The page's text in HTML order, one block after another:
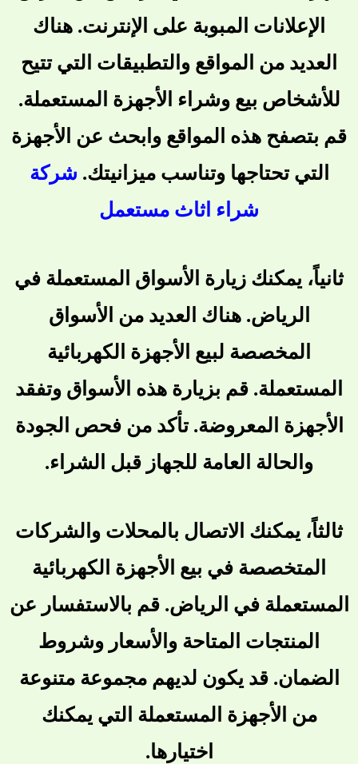
الإعلانات المبوبة على الإنترنت. هناك
العديد من المواقع والتطبيقات التي تتيح
للأشخاص بيع وشراء الأجهزة المستعملة.
قم بتصفح هذه المواقع وابحث عن الأجهزة
التي تحتاجها وتناسب ميزانيتك. شركة
شراء اثاث مستعمل
ثانياً، يمكنك زيارة الأسواق المستعملة في
الرياض. هناك العديد من الأسواق
المخصصة لبيع الأجهزة الكهربائية
المستعملة. قم بزيارة هذه الأسواق وتفقد
الأجهزة المعروضة. تأكد من فحص الجودة
والحالة العامة للجهاز قبل الشراء.
ثالثاً، يمكنك الاتصال بالمحلات والشركات
المتخصصة في بيع الأجهزة الكهربائية
المستعملة في الرياض. قم بالاستفسار عن
المنتجات المتاحة والأسعار وشروط
الضمان. قد يكون لديهم مجموعة متنوعة
من الأجهزة المستعملة التي يمكنك
اختيارها.